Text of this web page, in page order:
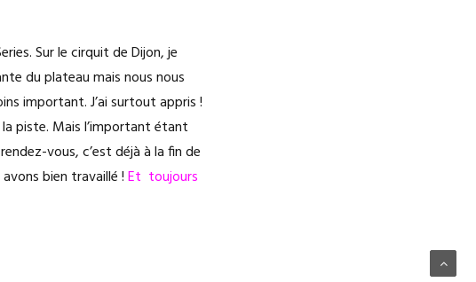
Sur le cirquit de Dijon, je
du plateau mais nous nous
important. J’ai surtout appris !
piste. Mais l’important étant
vous, c’est déjà à la fin de
bien travaillé !Et toujours